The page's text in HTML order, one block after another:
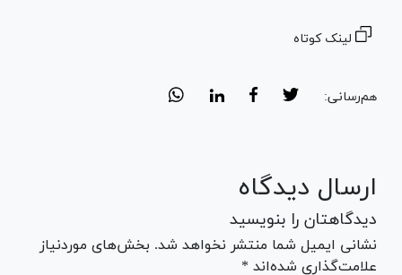
لینک کوتاه
هم‌رسانی:
ارسال دیدگاه
دیدگاهتان را بنویسید
نشانی ایمیل شما منتشر نخواهد شد. بخش‌های موردنیاز
علامت‌گذاری شده‌اند *